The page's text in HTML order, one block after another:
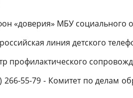
«доверия» МБУ
линия детского
профилактического
266-55-79 - Комитет по делам